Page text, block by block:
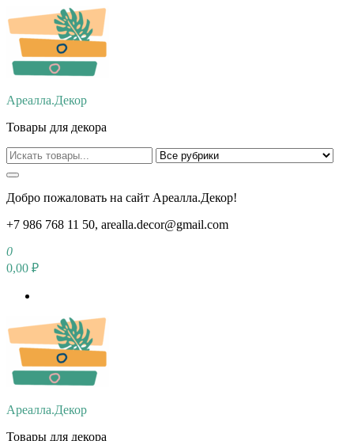
Перейти
к
содержимому
Ареалла.Декор
Товары для декора
Добро пожаловать на сайт Ареалла.Декор!
+7 986 768 11 50, arealla.decor@gmail.com
0
0,00 ₽
Ареалла.Декор
Товары для декора